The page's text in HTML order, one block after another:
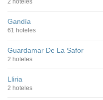
2 hoteles
Gandía
61 hoteles
Guardamar De La Safor
2 hoteles
Lliria
2 hoteles